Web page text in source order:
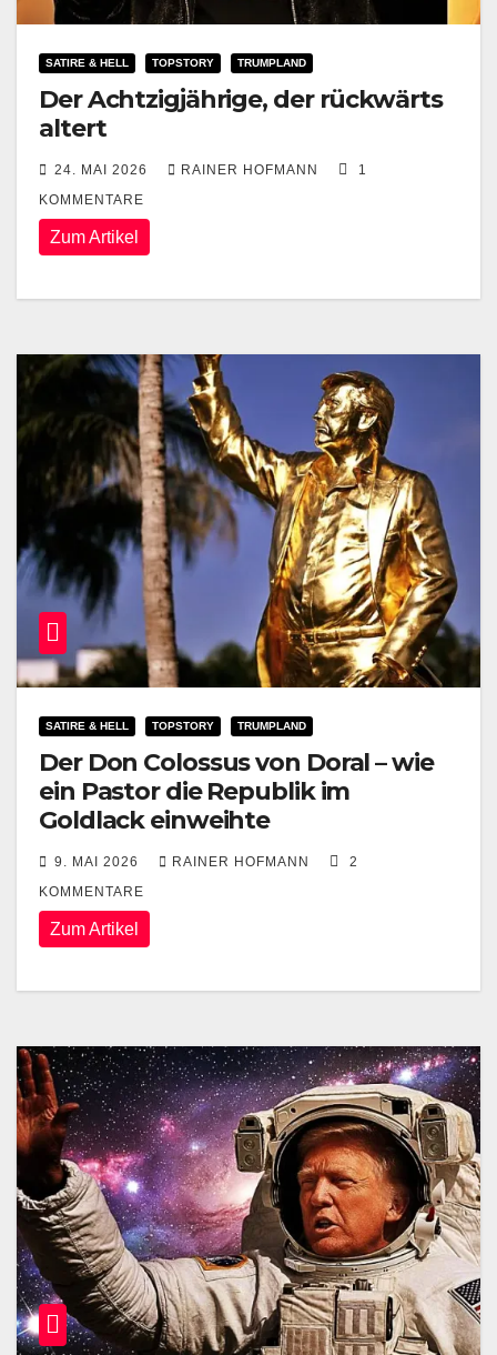
SATIRE & HELL TOPSTORY TRUMPLAND
Der Achtzigjährige, der rückwärts
altert
24. MAI 2026 RAINER HOFMANN
1
KOMMENTARE
Zum Artikel
SATIRE & HELL TOPSTORY TRUMPLAND
Der Don Colossus von Doral – wie
ein Pastor die Republik im
Goldlack einweihte
9. MAI 2026 RAINER HOFMANN
2
KOMMENTARE
Zum Artikel